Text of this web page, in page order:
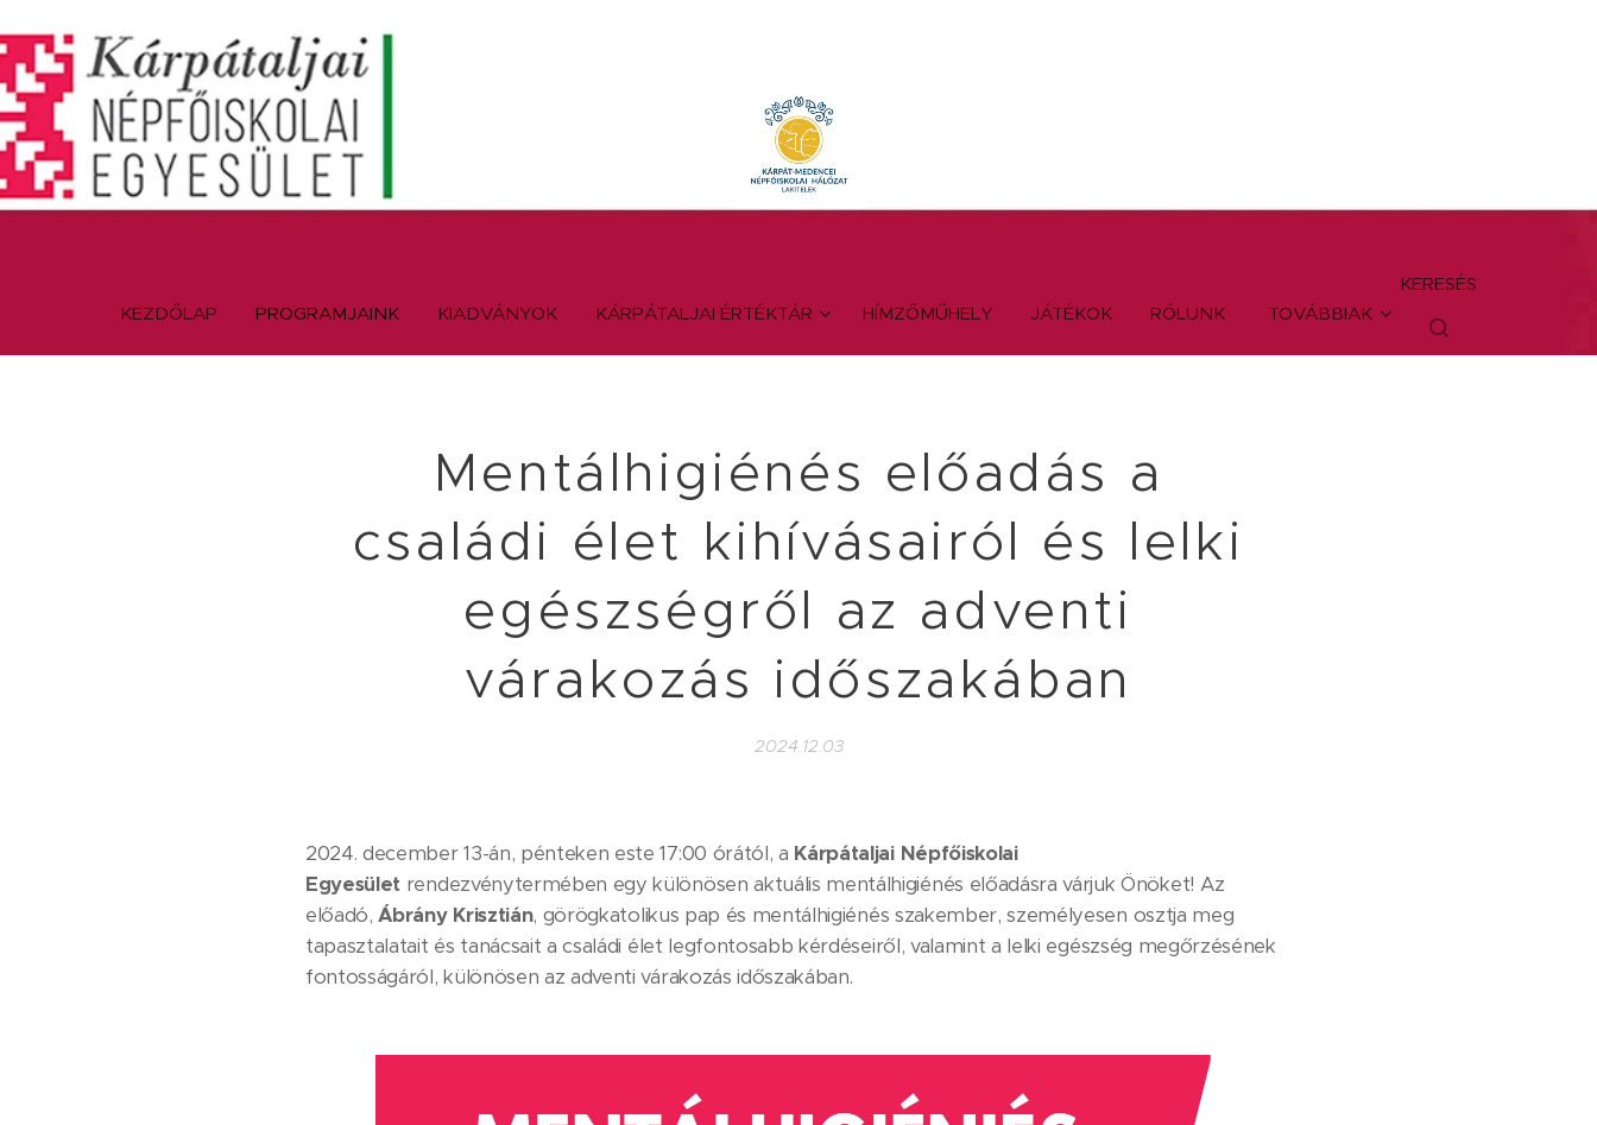
KEZDŐLAP PROGRAMJAINK KIADVÁNYOK KÁRPÁTALJAI ÉRTÉKTÁR HÍMZŐMŰHELY JÁTÉKOK RÓLUNK TOVÁBBIAK
KERESÉS
Mentálhigiénés előadás a
családi élet kihívásairól és lelki
egészségről az adventi
várakozás időszakában
2024.12.03
2024. december 13-án, pénteken este 17:00 órától, a Kárpátaljai Népfőiskolai
Egyesület rendezvénytermében egy különösen aktuális mentálhigiénés előadásra várjuk Önöket! Az
előadó,Ábrány Krisztián, görögkatolikus pap és mentálhigiénés szakember, személyesen osztja meg
tapasztalatait és tanácsait a családi élet legfontosabb kérdéseiről, valamint a lelki egészség megőrzésének
fontosságáról, különösen az adventi várakozás időszakában.